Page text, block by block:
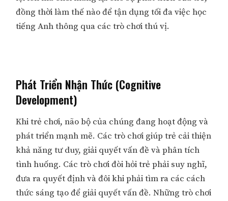
đồng thời làm thế nào để tận dụng tối đa việc học
tiếng Anh thông qua các trò chơi thú vị.
Phát Triển Nhận Thức (Cognitive
Development)
Khi trẻ chơi, não bộ của chúng đang hoạt động và
phát triển mạnh mẽ. Các trò chơi giúp trẻ cải thiện
khả năng tư duy, giải quyết vấn đề và phân tích
tình huống. Các trò chơi đòi hỏi trẻ phải suy nghĩ,
đưa ra quyết định và đôi khi phải tìm ra các cách
thức sáng tạo để giải quyết vấn đề. Những trò chơi